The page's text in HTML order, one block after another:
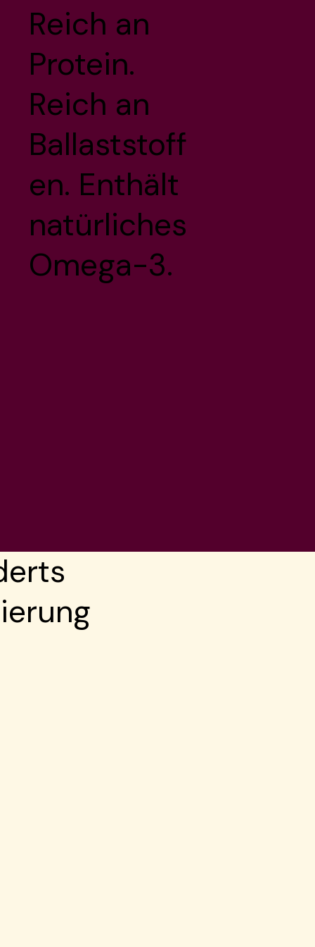
Reich an
Protein.
Reich an
Ballaststoff
en. Enthält
natürliches
Omega-3.